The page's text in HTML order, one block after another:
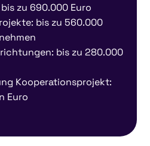
zu 690.000 Euro
bis zu 560.000
bis zu 280.000
Kooperationsprojekt:
Euro